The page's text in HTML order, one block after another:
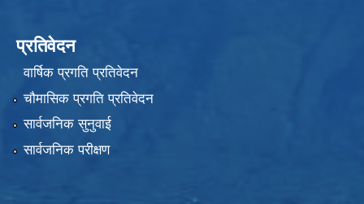
प्रतिवेदन
वार्षिक प्रगति प्रतिवेदन
चौमासिक प्रगति प्रतिवेदन
सार्वजनिक सुनुवाई
सार्वजनिक परीक्षण